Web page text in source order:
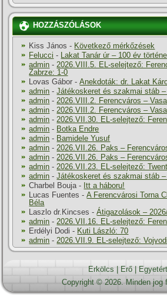
HOZZÁSZÓLÁSOK
Kiss János - Következő mérkőzések
Felucci - Lakat Tanár úr – 100 év
admin -2026.VIII.5. EL-selejtező:
Zabrze: 1-0
Lovas Gábor -Anekdoták: dr. Lakat
admin -Játékoskeret és szakmai stáb –
admin -2026.VIII.2. Ferencváros –
admin -2026.VIII.2. Ferencváros –
admin -2026.VII.30. EL-selejtező:
admin - Botka Endre
admin - Bamidele Yusuf
admin -2026.VII.26. Paks –
admin -2026.VII.26. Paks –
admin -2026.VII.23. EL-selejtező:
admin -Játékoskeret és szakmai stáb –
Charbel Bouja- Itt a háboru!
Lucas Fuentes -A Ferencvárosi Torna
Béla
Laszlo dr.Kincses -Átigazolások –
admin -2026.VII.16. EL-selejtező:
Erdélyi Dodi - Kuti László: 70
admin -2026.VII.9. EL-selejtező:
Erkölcs Erő|
Copyright © 2026. Minden jog